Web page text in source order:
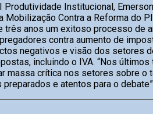
Produtividade Institucional,
Mobilização Contra a Reforma do
três anos um exitoso processo de
contra aumento de
negativos e visão dos setores
incluindo o IVA. “Nos últimos
massa crítica nos setores sobre o
e atentos para o